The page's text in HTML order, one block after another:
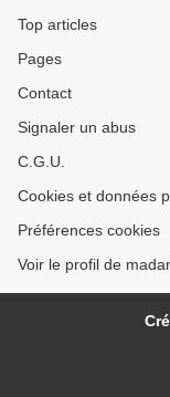
Top articles
Pages
Contact
Signaler un abus
C.G.U.
Cookies et données
Préférences cookies
Voir le profil de